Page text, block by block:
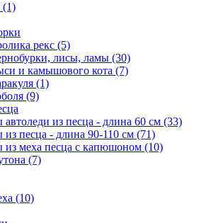
(1)
рекс (5)
лисы, ламы (30)
и камышового кота (7)
(1)
(9)
из песца - длина 60 см (33)
песца - длина 90-110 см (71)
меха песца с капюшоном (10)
(7)
(10)